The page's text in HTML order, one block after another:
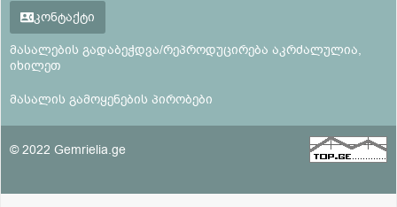
კონტაქტი
მასალების გადაბეჭდვა/რეპროდუცირება აკრძალულია,
იხილეთ
მასალის გამოყენების პირობები
© 2022 Gemrielia.ge